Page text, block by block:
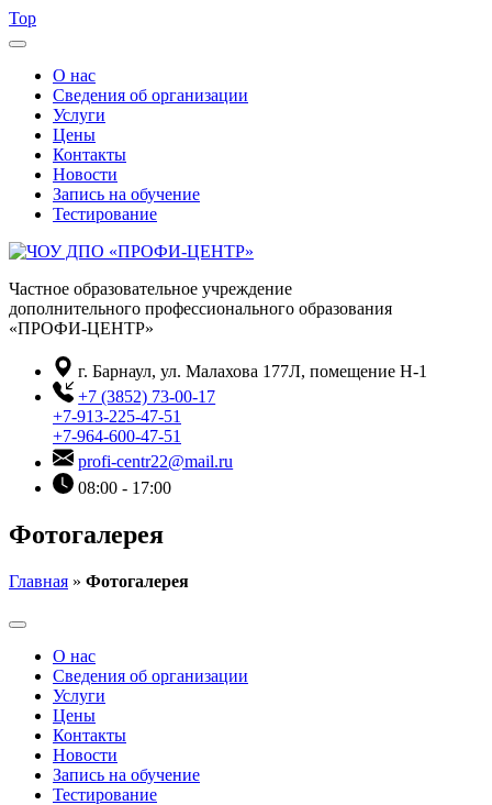
Top
О нас
Сведения об организации
Услуги
Цены
Контакты
Новости
Запись на обучение
Тестирование
Частное образовательное учреждение
дополнительного профессионального образования
«ПРОФИ-ЦЕНТР»
г. Барнаул, ул. Малахова 177Л, помещение Н-1
+7 (3852) 73-00-17
+7-913-225-47-51
+7-964-600-47-51
profi-centr22@mail.ru
08:00 - 17:00
Фотогалерея
Главная » Фотогалерея
О нас
Сведения об организации
Услуги
Цены
Контакты
Новости
Запись на обучение
Тестирование